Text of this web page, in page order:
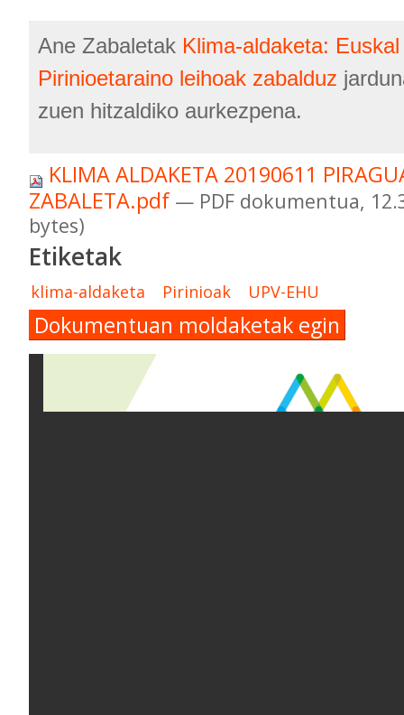
Ane Zabaletak Klima-aldaketa:
Pirinioetaraino leihoak zabalduz
zuen hitzaldiko aurkezpena.
KLIMA ALDAKETA 20190611
ZABALETA.pdf — PDF dokumentua,
bytes)
Etiketak
klima-aldaketa Pirinioak UPV-EHU
Dokumentuan moldaketak egin